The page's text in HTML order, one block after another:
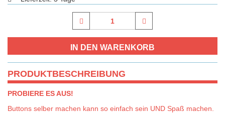
PRODUKTBESCHREIBUNG
PROBIERE ES AUS!
Buttons selber machen kann so einfach sein UND Spaß machen.